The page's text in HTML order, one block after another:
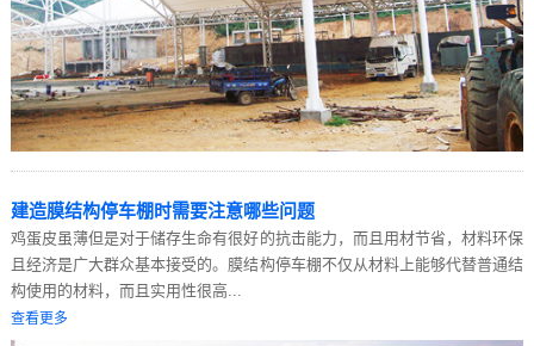
建造膜结构停车棚时需要注意哪些问题
鸡蛋皮虽薄但是对于储存生命有很好的抗击能力，而且用材节省，材料环保
且经济是广大群众基本接受的。膜结构停车棚不仅从材料上能够代替普通结
构使用的材料，而且实用性很高...
查看更多